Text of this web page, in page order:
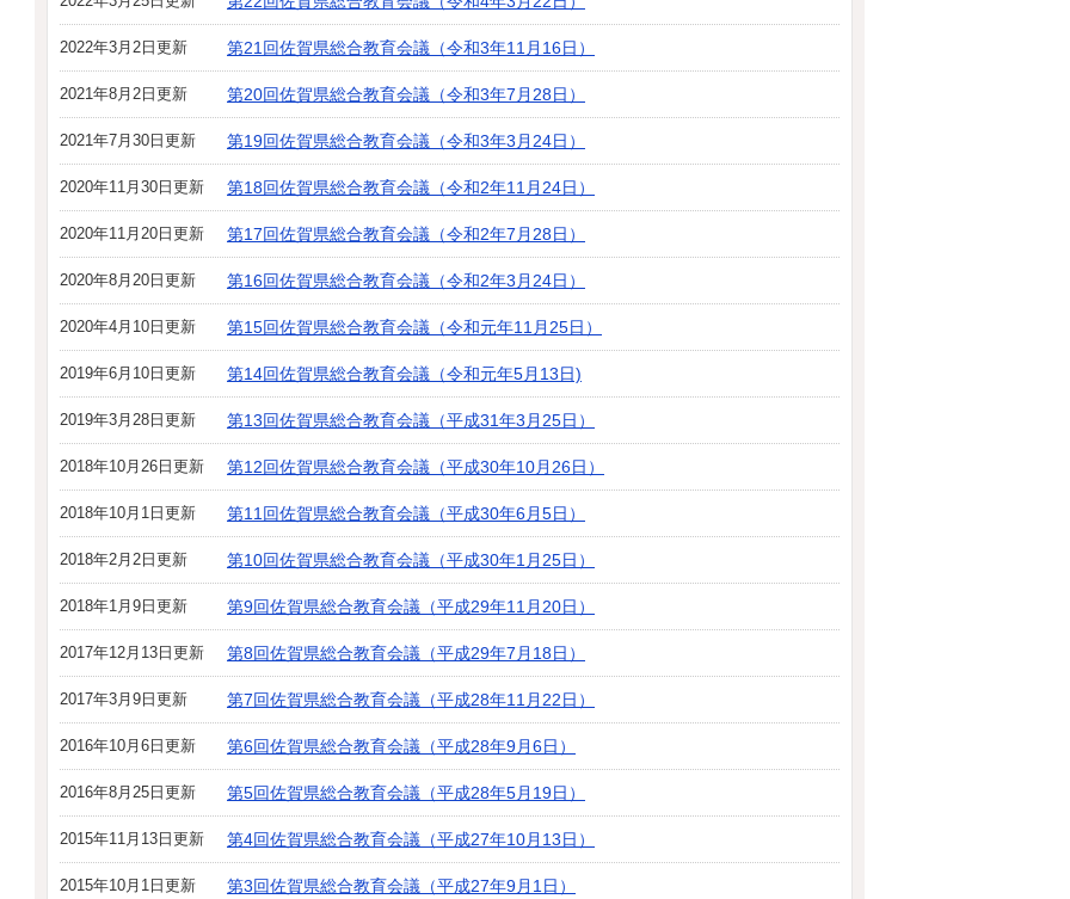
2022年3月2日更新 第21回佐賀県総合教育会議（令和3年11月16日）
2021年8月2日更新 第20回佐賀県総合教育会議（令和3年7月28日）
2021年7月30日更新 第19回佐賀県総合教育会議（令和3年3月24日）
2020年11月30日更新 第18回佐賀県総合教育会議（令和2年11月24日）
2020年11月20日更新 第17回佐賀県総合教育会議（令和2年7月28日）
2020年8月20日更新 第16回佐賀県総合教育会議（令和2年3月24日）
2020年4月10日更新 第15回佐賀県総合教育会議（令和元年11月25日）
2019年6月10日更新 第14回佐賀県総合教育会議（令和元年5月13日)
2019年3月28日更新 第13回佐賀県総合教育会議（平成31年3月25日）
2018年10月26日更新 第12回佐賀県総合教育会議（平成30年10月26日）
2018年10月1日更新 第11回佐賀県総合教育会議（平成30年6月5日）
2018年2月2日更新 第10回佐賀県総合教育会議（平成30年1月25日）
2018年1月9日更新 第9回佐賀県総合教育会議（平成29年11月20日）
2017年12月13日更新 第8回佐賀県総合教育会議（平成29年7月18日）
2017年3月9日更新 第7回佐賀県総合教育会議（平成28年11月22日）
2016年10月6日更新 第6回佐賀県総合教育会議（平成28年9月6日）
2016年8月25日更新 第5回佐賀県総合教育会議（平成28年5月19日）
2015年11月13日更新 第4回佐賀県総合教育会議（平成27年10月13日）
2015年10月1日更新 第3回佐賀県総合教育会議（平成27年9月1日）